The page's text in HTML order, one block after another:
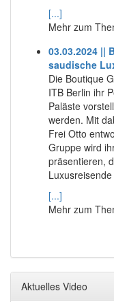
[...]
Mehr zum
03.03.2024 ||
saudische
Die Boutique
ITB Berlin ihr
Paläste
werden. Mit
Frei Otto
Gruppe wird
präsentieren,
[...]
Mehr zum
Aktuelles Video